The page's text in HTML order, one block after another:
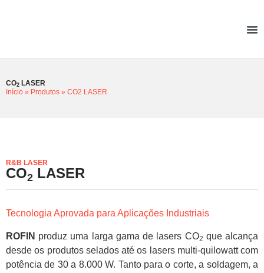
CO2 LASER
Início » Produtos » CO2 LASER
R&B LASER
CO2 LASER
Tecnologia Aprovada para Aplicações Industriais
ROFIN produz uma larga gama de lasers CO2 que alcança
desde os produtos selados até os lasers multi-quilowatt com
potência de 30 a 8.000 W. Tanto para o corte, a soldagem, a